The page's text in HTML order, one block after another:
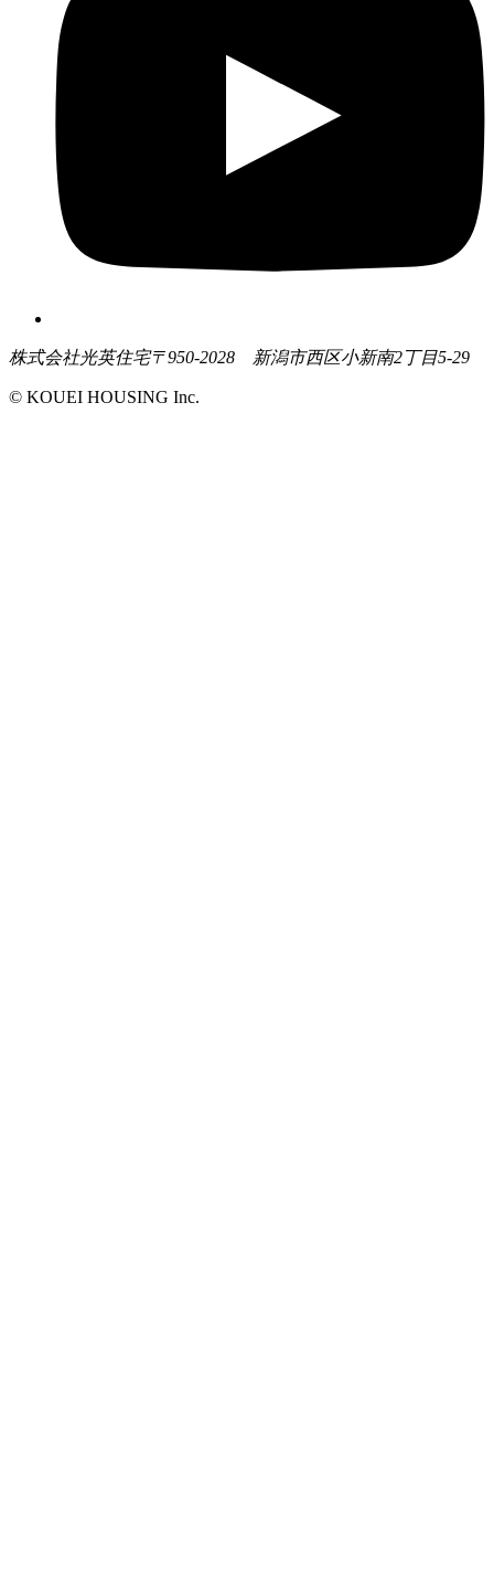
株式会社光英住宅〒950-2028 新潟市西区小新南2丁目5-29
© KOUEI HOUSING Inc.